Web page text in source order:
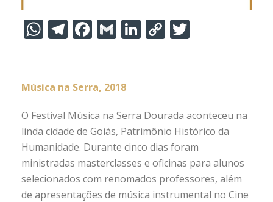
W
s
A
p
p
T
gr
a
m
F
b
o
o
k
G
l
Li
dI
n
C
Li
n
k
Música na Serra, 2018
O Festival Música na Serra Dourada aconteceu na
linda cidade de Goiás, Patrimônio Histórico da
Humanidade. Durante cinco dias foram
ministradas masterclasses e oficinas para alunos
selecionados com renomados professores, além
de apresentações de música instrumental no Cine